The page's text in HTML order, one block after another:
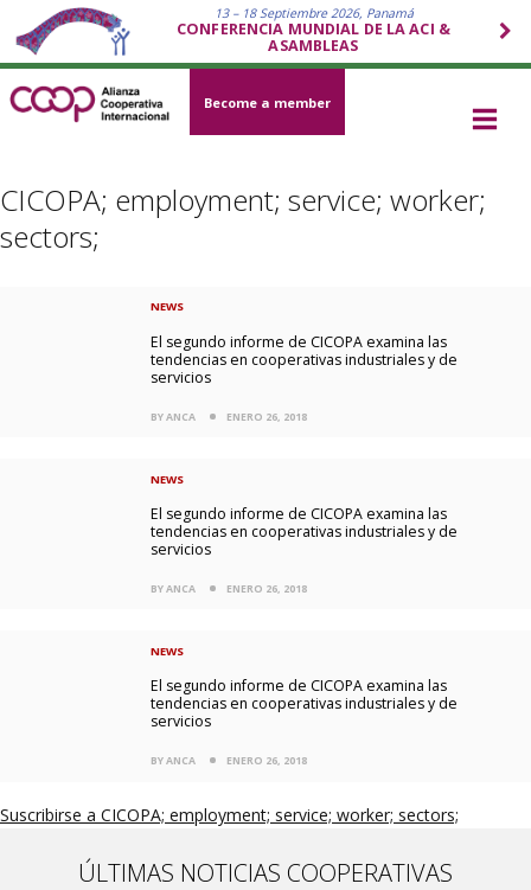
13 – 18 Septiembre 2026, Panamá
CONFERENCIA MUNDIAL DE LA ACI &
ASAMBLEAS
Become a member
CICOPA; employment; service; worker;
sectors;
NEWS
El segundo informe de CICOPA examina las
tendencias en cooperativas industriales y de
servicios
BY ANCA ENERO 26, 2018
NEWS
El segundo informe de CICOPA examina las
tendencias en cooperativas industriales y de
servicios
BY ANCA ENERO 26, 2018
NEWS
El segundo informe de CICOPA examina las
tendencias en cooperativas industriales y de
servicios
BY ANCA ENERO 26, 2018
Suscribirse a CICOPA; employment; service; worker; sectors;
ÚLTIMAS NOTICIAS COOPERATIVAS